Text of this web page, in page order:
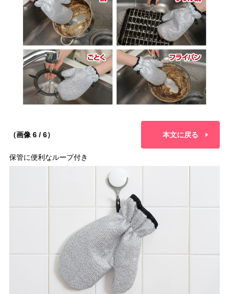
（画像 6 / 6） 本文に戻る
保管に便利なループ付き